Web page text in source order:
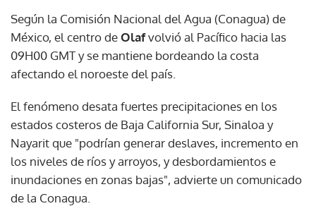
Según la Comisión Nacional del Agua (Conagua) de
México, el centro deOlafvolvió al Pacífico hacia las
09H00 GMT y se mantiene bordeando la costa
afectando el noroeste del país.
El fenómeno desata fuertes precipitaciones en los
estados costeros de Baja California Sur, Sinaloa y
Nayarit que "podrían generar deslaves, incremento en
los niveles de ríos y arroyos, y desbordamientos e
inundaciones en zonas bajas", advierte un comunicado
de la Conagua.